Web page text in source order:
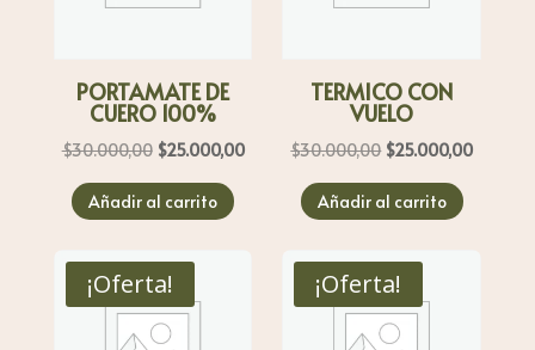
PORTAMATE DE
CUERO 100%
$30.000,00 El
precio
original
$30.000,00.
$25.000,00El
$25.000,00.
Añadir al carrito
TERMICO CON
VUELO
$30.000,00 El
precio
original
$30.000,00.
$25.000,00El
Añadir al carrito
¡Oferta! ¡Oferta!